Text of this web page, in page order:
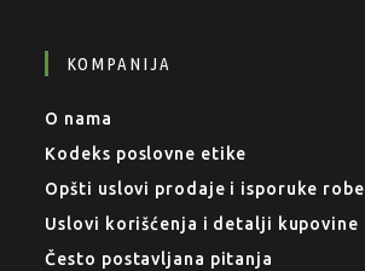
KOMPANIJA
O nama
Kodeks poslovne etike
Opšti uslovi prodaje i isporuke robe
Uslovi korišćenja i detalji kupovine
Često postavljana pitanja